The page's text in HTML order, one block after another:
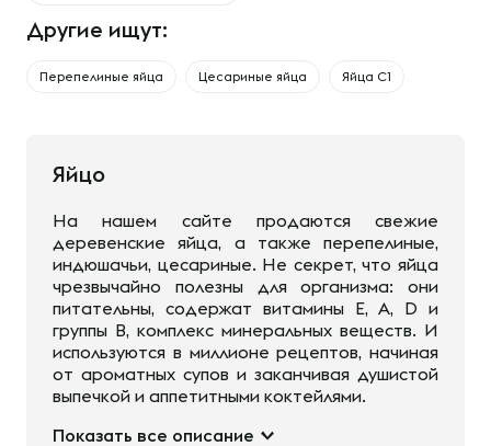
Другие ищут:
Перепелиные яйца Цесариные яйца Яйца С1
Яйцо
На нашем сайте продаются свежие
деревенские яйца, а также перепелиные,
индюшачьи, цесариные. Не секрет, что яйца
чрезвычайно полезны для организма: они
питательны, содержат витамины E, A, D и
группы B, комплекс минеральных веществ. И
используются в миллионе рецептов, начиная
от ароматных супов и заканчивая душистой
выпечкой и аппетитными коктейлями.
Показать все описание